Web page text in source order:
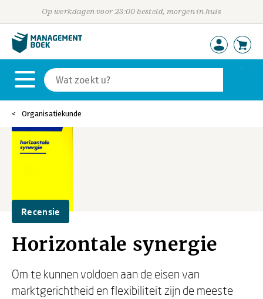
Op werkdagen voor 23:00 besteld, morgen in huis
Organisatiekunde
Recensie
Horizontale synergie
Om te kunnen voldoen aan de eisen van
marktgerichtheid en flexibiliteit zijn de meeste